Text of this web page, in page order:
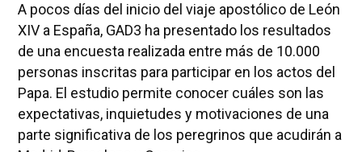
A pocos días del inicio del viaje apostólico de León
XIV a España, GAD3 ha presentado los resultados
de una encuesta realizada entre más de 10.000
personas inscritas para participar en los actos del
Papa. El estudio permite conocer cuáles son las
expectativas, inquietudes y motivaciones de una
parte significativa de los peregrinos que acudirán a